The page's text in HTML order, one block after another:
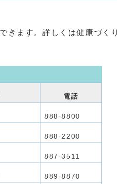
ます。詳しくは健康づく
電話
888‐8800
888‐2200
887‐3511
889‐8870